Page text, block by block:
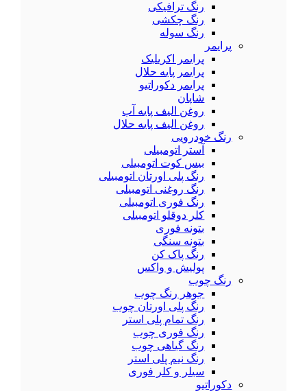
رنگ ترافیکی
رنگ چکشی
رنگ سوله
پرایمر
پرایمر اکریلیک
پرایمر پایه حلال
پرایمر دکوراتیو
شاپان
روغن الیف پایه آب
روغن الیف پایه حلال
رنگ خودرویی
آستر اتومبیلی
بیس کوت اتومبیلی
رنگ پلی اورتان اتومبیلی
رنگ روغنی اتومبیلی
رنگ فوری اتومبیلی
کلر دوقلو اتومبیلی
بتونه فوری
بتونه سنگی
رنگ پاک کن
پولیش و واکس
رنگ چوب
جوهر رنگ چوب
رنگ پلی اورتان چوب
رنگ تمام پلی استر
رنگ فوری چوب
رنگ گیاهی چوب
رنگ نیم پلی استر
سیلر و کلر فوری
دکوراتیو